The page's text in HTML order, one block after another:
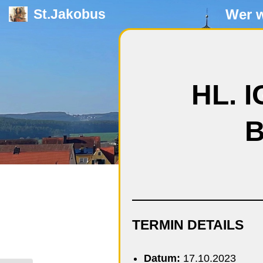
St.Jakobus Wer
HL.
TERMIN DETAILS
Datum: 17.10.2023